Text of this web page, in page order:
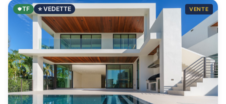
TF ⭐ VEDETTE VENTE